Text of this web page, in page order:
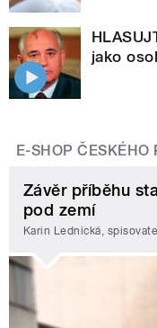
jako
E-SHOP ČESKÉHO
Závěr příběhu
pod zemí
Karin Lednická,